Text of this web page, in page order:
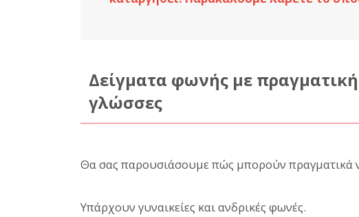
Δείγματα φωνής με
γλώσσες
Θα σας παρουσιάσουμε πώς μπορούν πραγματικά
Υπάρχουν γυναικείες και ανδρικές φωνές.